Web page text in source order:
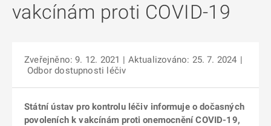
vakcínám proti COVID-19
Zveřejněno: 9. 12. 2021 | Aktualizováno: 25. 7. 2024 |
Odbor dostupnosti léčiv
Státní ústav pro kontrolu léčiv informuje o dočasných
povoleních k vakcínám proti onemocnění COVID-19,